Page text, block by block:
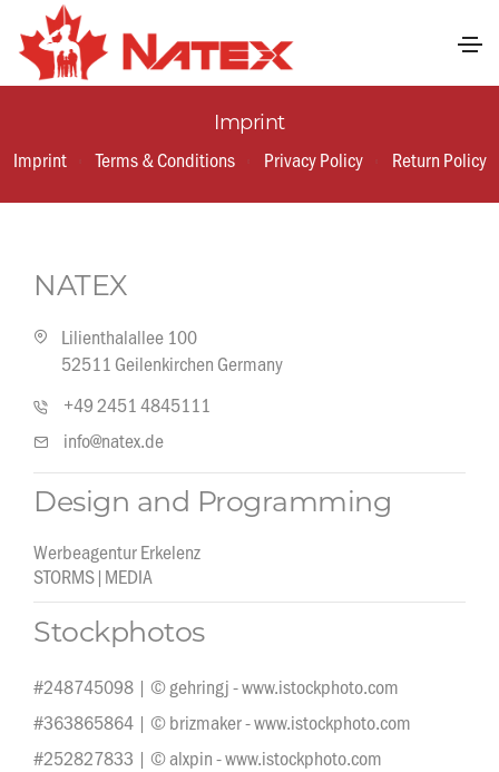
Imprint
Imprint Terms & Conditions Privacy Policy Return Policy
NATEX
Lilienthalallee 100
52511 Geilenkirchen Germany
+49 2451 4845111
info@natex.de
Design and Programming
Werbeagentur Erkelenz
STORMS|MEDIA
Stockphotos
#248745098 | © gehringj - www.istockphoto.com
#363865864 | © brizmaker - www.istockphoto.com
#252827833 | © alxpin - www.istockphoto.com